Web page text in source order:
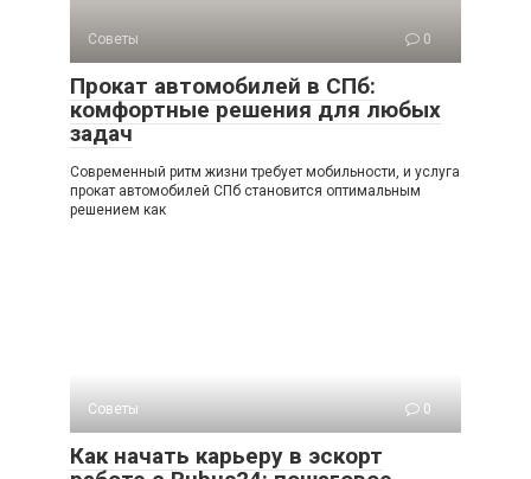
Советы 0
Прокат автомобилей в СПб:
комфортные решения для любых
задач
Современный ритм жизни требует мобильности, и услуга
прокат автомобилей СПб становится оптимальным
решением как
Советы 0
Как начать карьеру в эскорт